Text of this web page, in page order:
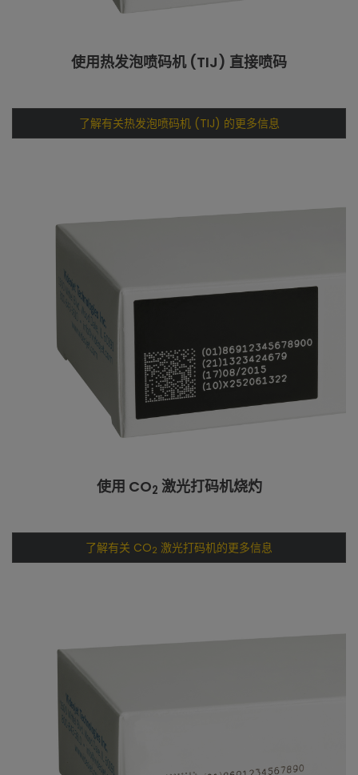
使用热发泡喷码机 (TIJ) 直接喷码
了解有关热发泡喷码机 (TIJ) 的更多信息
使用 CO2 激光打码机烧灼
了解有关 CO2 激光打码机的更多信息